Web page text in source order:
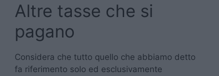
Altre tasse che si
pagano
Considera che tutto quello che abbiamo detto
fa riferimento solo ed esclusivamente